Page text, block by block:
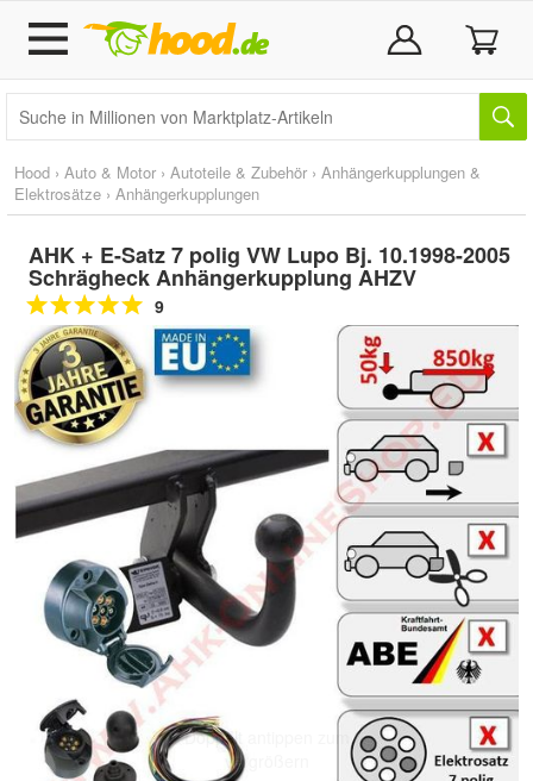
Hood › Auto & Motor › Autoteile & Zubehör › Anhängerkupplungen &
Elektrosätze › Anhängerkupplungen
AHK + E-Satz 7 polig VW Lupo Bj. 10.1998-2005
Schrägheck Anhängerkupplung AHZV
9
Doppelt antippen zum
vergrößern